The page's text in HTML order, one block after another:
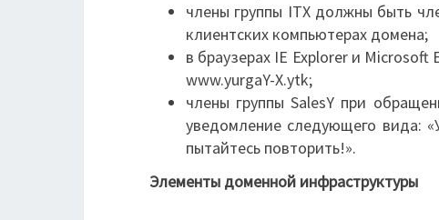
члены группы ITX должны быть
клиентских компьютерах домена;
в браузерах IE Explorer и
www.yurgaY-X.ytk;
члены группы SalesY при
уведомление следующего вида:
пытайтесь повторить!».
Элементы доменной инфраструктуры